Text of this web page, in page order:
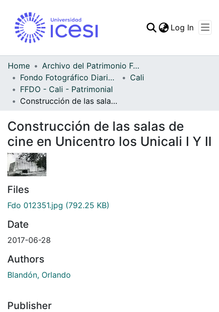
Statistics
Log In
Home
Archivo del Patrimonio Fotográfico y Fílmico del Valle del Cauca
Fondo Fotográfico Diario Occidente
Cali
FFDO - Cali - Patrimonial
Construcción de las salas de cine en Unicentro los Unicali I Y II
Construcción de las salas de
cine en Unicentro los Unicali I Y II
Files
Fdo 012351.jpg (792.25 KB)
Date
2017-06-28
Authors
Blandón, Orlando
Publisher